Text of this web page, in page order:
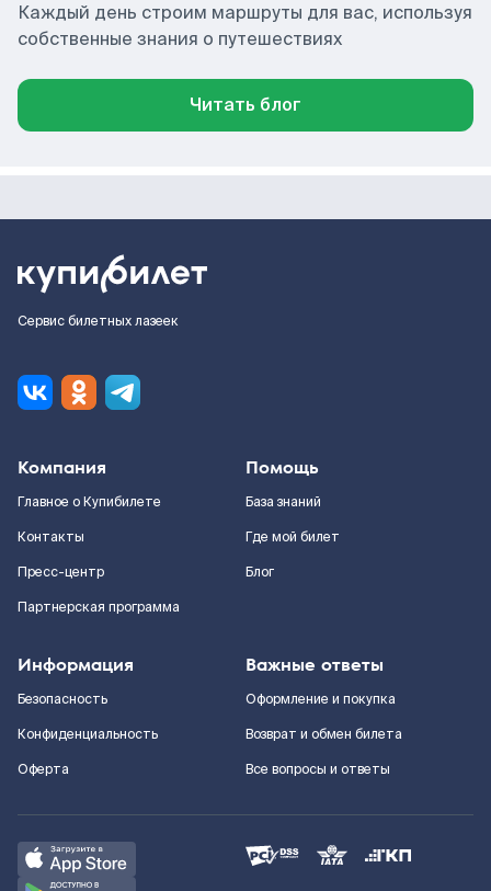
Каждый день строим маршруты для вас, используя
собственные знания о путешествиях
Читать блог
Сервис билетных лазеек
Компания
Главное о Купибилете
Контакты
Пресс-центр
Партнерская программа
Помощь
База знаний
Где мой билет
Блог
Информация
Безопасность
Конфиденциальность
Оферта
Важные ответы
Оформление и покупка
Возврат и обмен билета
Все вопросы и ответы